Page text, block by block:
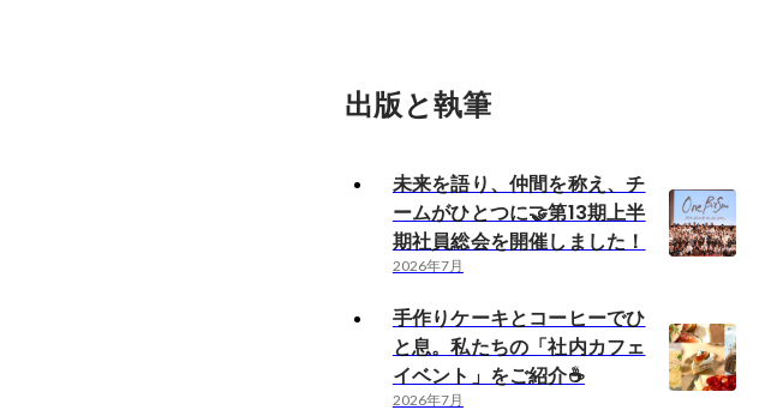
出版と執筆
未来を語り、仲間を称え、チ
ームがひとつに🤝第13期上半
期社員総会を開催しました！
2026年7月
手作りケーキとコーヒーでひ
と息。私たちの「社内カフェ
イベント」をご紹介☕️
2026年7月